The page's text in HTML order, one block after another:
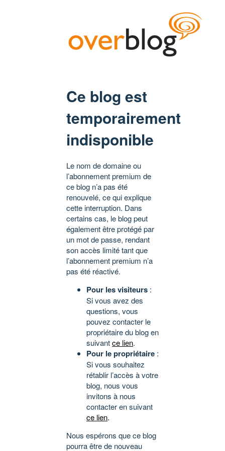
Ce blog est
temporairement
indisponible
Le nom de domaine ou
l’abonnement premium de
ce blog n’a pas été
renouvelé, ce qui explique
cette interruption. Dans
certains cas, le blog peut
également être protégé par
un mot de passe, rendant
son accès limité tant que
l’abonnement premium n’a
pas été réactivé.
Pour les visiteurs :
Si vous avez des
questions, vous
pouvez contacter le
propriétaire du blog en
suivantce lien.
Pour le propriétaire :
Si vous souhaitez
rétablir l’accès à votre
blog, nous vous
invitons à nous
contacter en suivant
ce lien.
Nous espérons que ce blog
pourra être de nouveau